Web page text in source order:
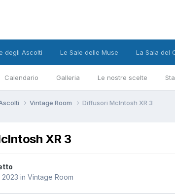
Calendario Galleria Le nostre scelte
degli Ascolti Le Sale delle Muse La Sala del
Vintage Room Diffusori McIntosh XR 3
XR 3
2023 in Vintage Room